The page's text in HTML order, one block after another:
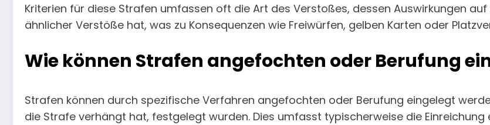
Kriterien für diese Strafen umfassen oft die Art des Verstoßes, dessen Auswirkungen
ähnlicher Verstöße hat, was zu Konsequenzen wie Freiwürfen, gelben Karten oder
Wie können Strafen angefochten oder Berufung
Strafen können durch spezifische Verfahren angefochten oder Berufung eingelegt
die Strafe verhängt hat, festgelegt wurden. Dies umfasst typischerweise die